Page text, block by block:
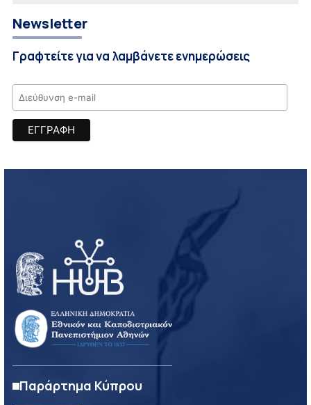
Newsletter
Γραφτείτε για να λαμβάνετε ενημερώσεις
Παράρτημα Κύπρου